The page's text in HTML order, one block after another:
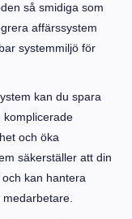
så smidiga som
affärssystem
systemmiljö för
kan du spara
komplicerade
och öka
säkerställer att din
kan hantera